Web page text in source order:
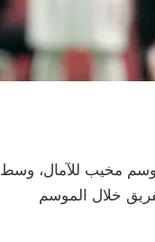
مخيب للآمال، وسط
خلال الموسم